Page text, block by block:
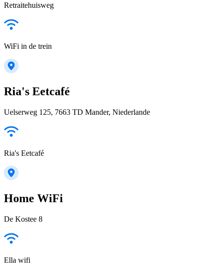
Retraitehuisweg
WiFi in de trein
Ria's Eetcafé
Uelserweg 125, 7663 TD Mander, Niederlande
Ria's Eetcafé
Home WiFi
De Kostee 8
Ella wifi